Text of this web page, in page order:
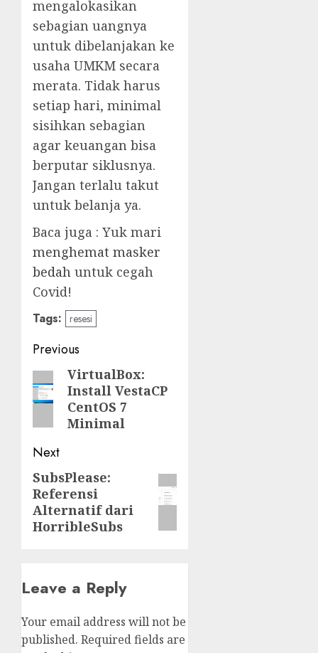
mengalokasikan
sebagian uangnya
untuk dibelanjakan ke
usaha UMKM secara
merata. Tidak harus
setiap hari, minimal
sisihkan sebagian
agar keuangan bisa
berputar siklusnya.
Jangan terlalu takut
untuk belanja ya.
Baca juga : Yuk mari
menghemat masker
bedah untuk cegah
Covid!
Tags: resesi
Post
navigation
Previous
Previous
post:
VirtualBox:
Install VestaCP
CentOS 7
Minimal
Next
Next
post:
SubsPlease:
Referensi
Alternatif dari
HorribleSubs
Leave a Reply
Your email address will not be
published. Required fields are